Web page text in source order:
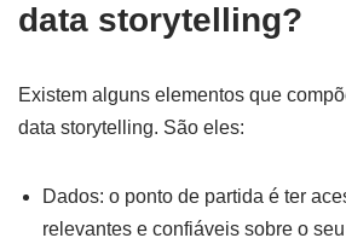
data storytelling?
Existem alguns elementos que
data storytelling. São eles:
Dados: o ponto de partida é ter
relevantes e confiáveis sobre o